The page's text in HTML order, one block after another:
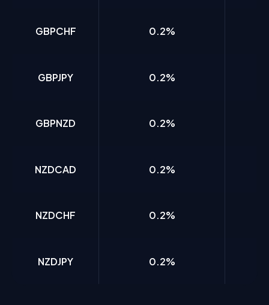
GBPCHF
GBPJPY
GBPNZD
NZDCAD
NZDCHF
NZDJPY
0.2%
0.2%
0.2%
0.2%
0.2%
0.2%